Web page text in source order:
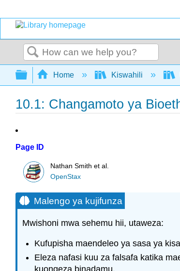
Search
Expand/collapse global
Home Kiswahili
10.1: Changamoto ya
Page ID
Nathan Smith et al.
OpenStax
Malengo ya kujifunza
Mwishoni mwa sehemu hii, utaweza:
Kufupisha maendeleo ya sasa ya
Eleza nafasi kuu za falsafa katika
kuongeza binadamu.